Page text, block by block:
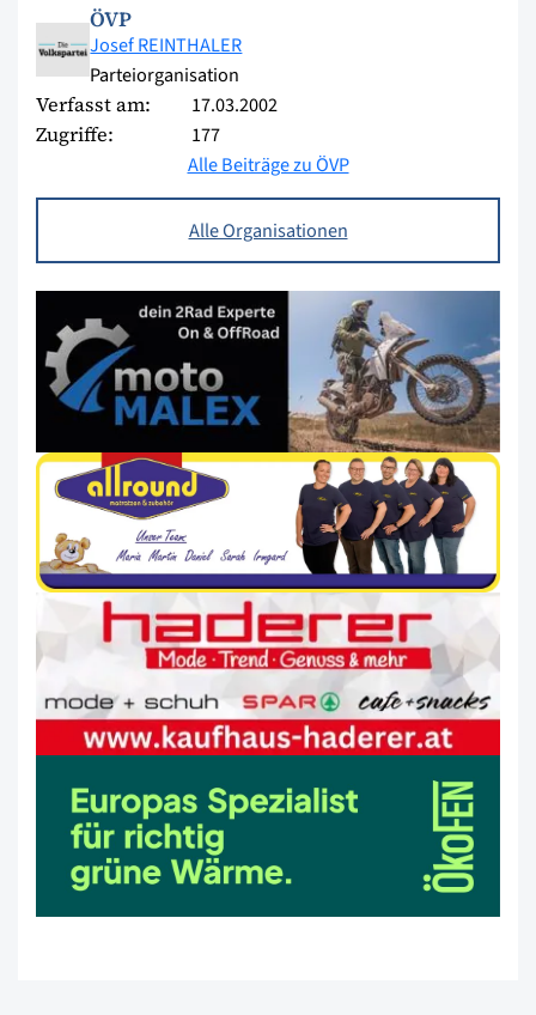
ÖVP
Josef REINTHALER
Parteiorganisation
Verfasst am: 17.03.2002
Zugriffe:
177
Alle Beiträge zu ÖVP
Alle Organisationen